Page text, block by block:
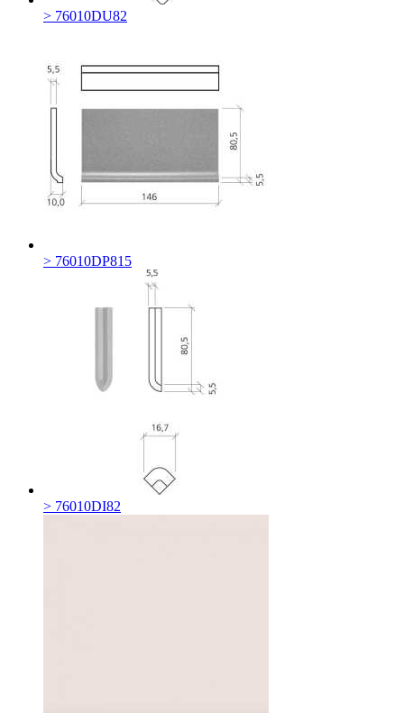
> 76010DU82
> 76010DP815
> 76010DI82